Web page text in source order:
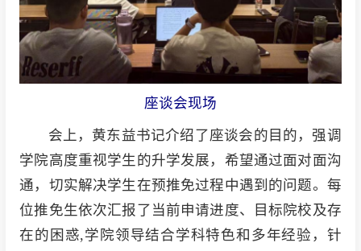
座谈会现场
会上，黄东益书记介绍了座谈会的目的，强调
学院高度重视学生的升学发展，希望通过面对面沟
通，切实解决学生在预推免过程中遇到的问题。每
位推免生依次汇报了当前申请进度、目标院校及存
在的困惑,学院领导结合学科特色和多年经验，针